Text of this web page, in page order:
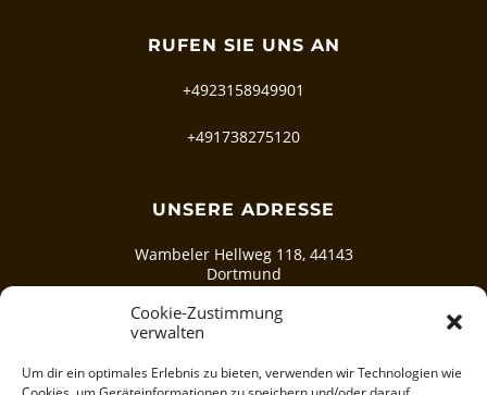
Cookie-Zustimmung
verwalten
Um dir ein optimales Erlebnis zu bieten, verwenden wir Technologien wie
RUFEN SIE UNS AN
+4923158949901
+491738275120
UNSERE ADRESSE
Wambeler Hellweg 118, 44143
Dortmund